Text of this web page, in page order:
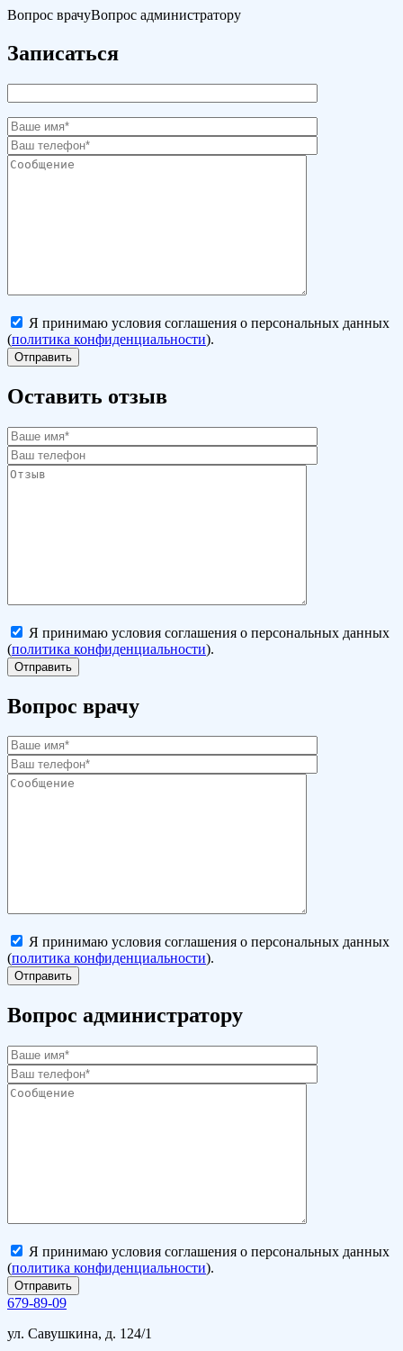
Вопрос врачуВопрос администратору
Записаться
Я принимаю условия соглашения о персональных данных
(политика конфиденциальности).
Оставить отзыв
Я принимаю условия соглашения о персональных данных
(политика конфиденциальности).
Вопрос врачу
Я принимаю условия соглашения о персональных данных
(политика конфиденциальности).
Вопрос администратору
Я принимаю условия соглашения о персональных данных
(политика конфиденциальности).
679-89-09
ул. Савушкина, д. 124/1